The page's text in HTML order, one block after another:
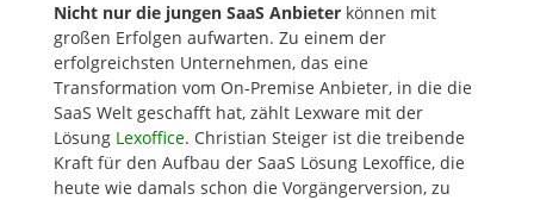
Nicht nur die jungen SaaS Anbieterkönnen mit
großen Erfolgen aufwarten. Zu einem der
erfolgreichsten Unternehmen, das eine
Transformation vom On-Premise Anbieter, in die die
SaaS Welt geschafft hat, zählt Lexware mit der
Lösung Lexoffice. Christian Steiger ist die treibende
Kraft für den Aufbau der SaaS Lösung Lexoffice, die
heute wie damals schon die Vorgängerversion, zu